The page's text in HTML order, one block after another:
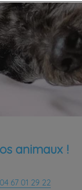
animaux !
04 67 01 29 22